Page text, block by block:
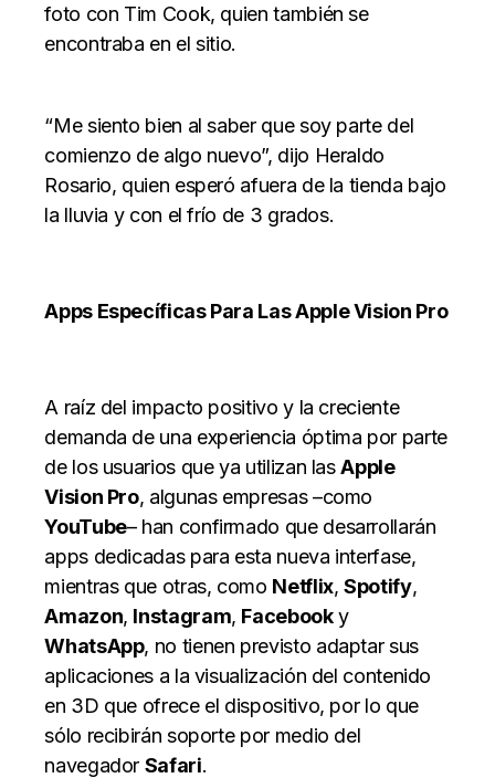
foto con Tim Cook, quien también se
encontraba en el sitio.
“Me siento bien al saber que soy parte del
comienzo de algo nuevo”, dijo Heraldo
Rosario, quien esperó afuera de la tienda bajo
la lluvia y con el frío de 3 grados.
Apps Específicas Para Las Apple Vision Pro
A raíz del impacto positivo y la creciente
demanda de una experiencia óptima por parte
de los usuarios que ya utilizan lasApple
Vision Pro, algunas empresas –como
YouTube– han confirmado que desarrollarán
apps dedicadas para esta nueva interfase,
mientras que otras, como Netflix,Spotify,
Amazon, Instagram, Facebooky
WhatsApp, no tienen previsto adaptar sus
aplicaciones a la visualización del contenido
en 3D que ofrece el dispositivo, por lo que
sólo recibirán soporte por medio del
navegador Safari.